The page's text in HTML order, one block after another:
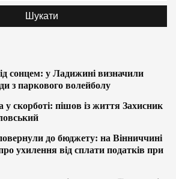
сонцем: у Ладижині визначили
з паркового волейболу
у скорботі: пішов із життя Захисник
до бюджету: на Вінниччині
ухилення від сплати податків при